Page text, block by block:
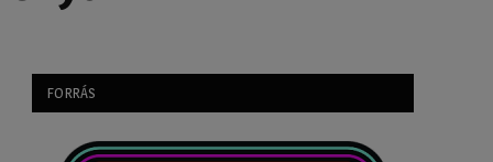
FORRÁS